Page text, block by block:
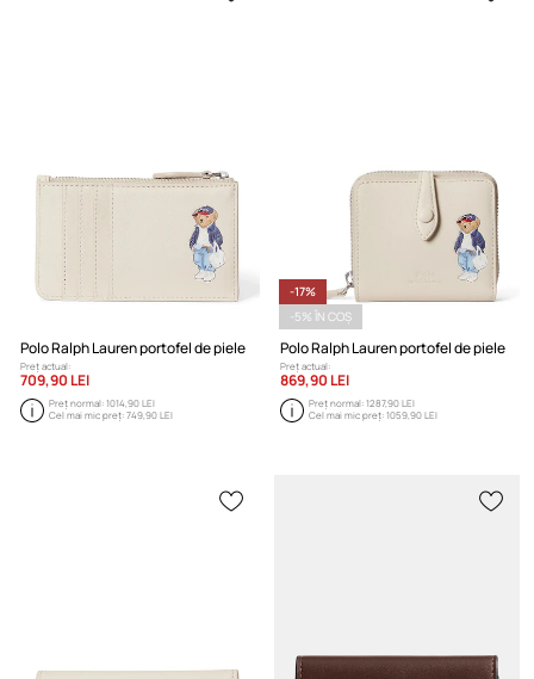
Polo Ralph Lauren portofel de piele
Preț actual:
709,90 LEI
Preț normal:1014,90 LEI
Cel mai mic preț:749,90 LEI
-17%
-5% ÎN COȘ
Polo Ralph Lauren portofel de piele
Preț actual:
869,90 LEI
Preț normal:1287,90 LEI
Cel mai mic preț:1059,90 LEI